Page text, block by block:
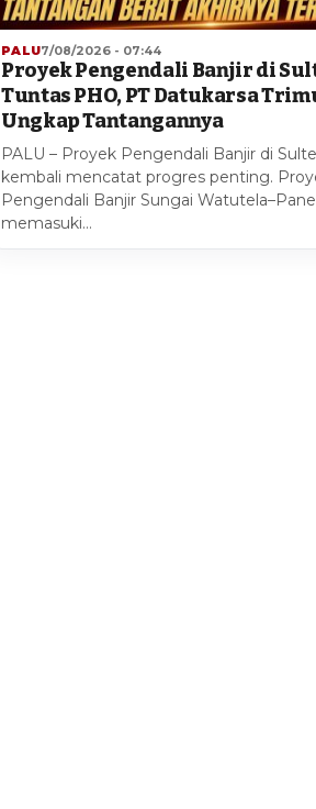
PALU7/08/2026 - 07:44
Proyek Pengendali Banjir di
Tuntas PHO, PT Datukarsa
Ungkap Tantangannya
PALU – Proyek Pengendali Banjir di
kembali mencatat progres penting.
Pengendali Banjir Sungai
memasuki…